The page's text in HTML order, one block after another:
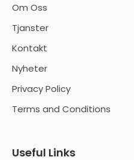
Om Oss
Tjanster
Kontakt
Nyheter
Privacy Policy
Terms and Conditions
Useful Links